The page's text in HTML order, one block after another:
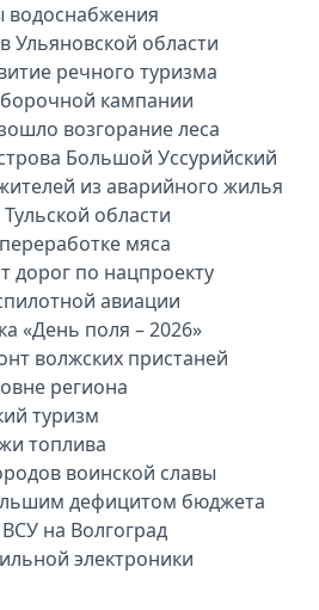
водоснабжения
Ульяновской области
речного туризма
кампании
возгорание леса
Большой Уссурийский
из аварийного жилья
области
мяса
дорог по нацпроекту
авиации
«День поля – 2026»
волжских пристаней
региона
туризм
топлива
воинской славы
дефицитом бюджета
на Волгоград
электроники